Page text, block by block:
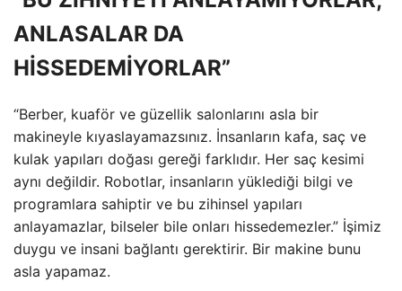
ANLASALAR DA
HİSSEDEMİYORLAR”
“Berber, kuaför ve güzellik salonlarını asla bir
makineyle kıyaslayamazsınız. İnsanların kafa, saç ve
kulak yapıları doğası gereği farklıdır. Her saç kesimi
aynı değildir. Robotlar, insanların yüklediği bilgi ve
programlara sahiptir ve bu zihinsel yapıları
anlayamazlar, bilseler bile onları hissedemezler.” İşimiz
duygu ve insani bağlantı gerektirir. Bir makine bunu
asla yapamaz.